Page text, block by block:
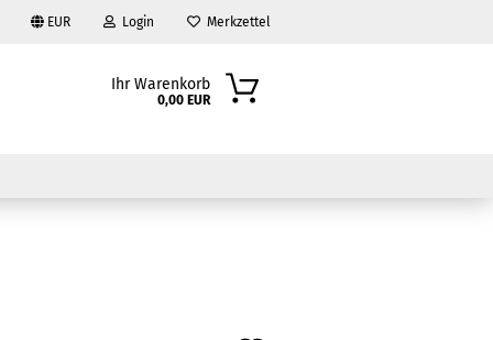
EUR Login Merkzettel
Ihr Warenkorb
0,00 EUR